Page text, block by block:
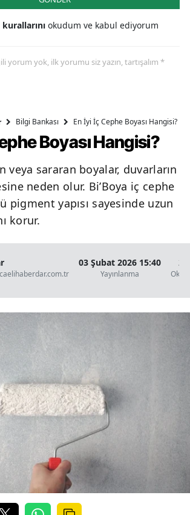
okudum ve kabul ediyorum
yorum yok, ilk yorumu siz yazın, tartışalım *
Bilgi Bankası En İyi İç Cephe Boyası Hangisi?
Boyası Hangisi?
veya sararan boyalar, duvarların
neden olur. Bi’Boya iç cephe
pigment yapısı sayesinde uzun
korur.
03 Şubat 2026 15:40
Yayınlanma
2